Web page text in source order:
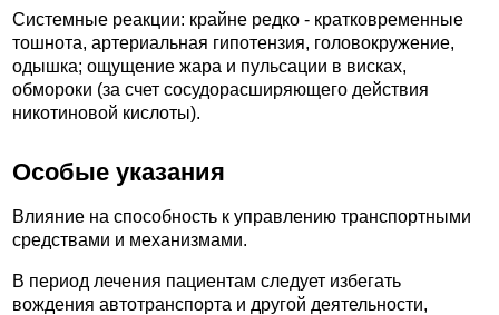
Системные реакции: крайне редко - кратковременные
тошнота, артериальная гипотензия, головокружение,
одышка; ощущение жара и пульсации в висках,
обмороки (за счет сосудорасширяющего действия
никотиновой кислоты).
Особые указания
Влияние на способность к управлению транспортными
средствами и механизмами.
В период лечения пациентам следует избегать
вождения автотранспорта и другой деятельности,